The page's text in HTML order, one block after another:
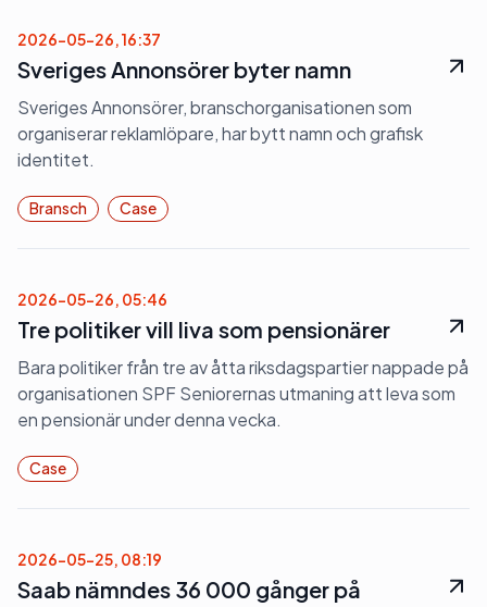
2026-05-26, 16:37
Sveriges Annonsörer byter namn
Sveriges Annonsörer, branschorganisationen som
organiserar reklamlöpare, har bytt namn och grafisk
identitet.
Bransch Case
2026-05-26, 05:46
Tre politiker vill liva som pensionärer
Bara politiker från tre av åtta riksdagspartier nappade på
organisationen SPF Seniorernas utmaning att leva som
en pensionär under denna vecka.
Case
2026-05-25, 08:19
Saab nämndes 36 000 gånger på